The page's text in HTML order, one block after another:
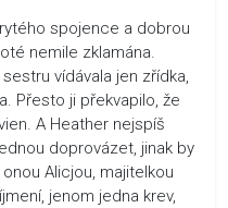
spojence a dobrou
nemile zklamána.
vídávala jen zřídka,
Přesto ji překvapilo, že
A Heather nejspíš
doprovázet, jinak by
Alicjou, majitelkou
jenom jedna krev,